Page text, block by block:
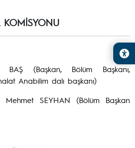
KOMİSYONU
(Başkan, Bölüm Başkanı,
Anabilim dalı başkanı)
SEYHAN (Bölüm Başkan